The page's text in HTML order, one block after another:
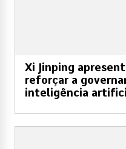
Xi Jinping
reforçar a
inteligência